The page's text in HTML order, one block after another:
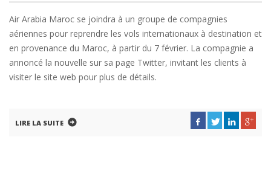
Air Arabia Maroc se joindra à un groupe de compagnies
aériennes pour reprendre les vols internationaux à destination et
en provenance du Maroc, à partir du 7 février. La compagnie a
annoncé la nouvelle sur sa page Twitter, invitant les clients à
visiter le site web pour plus de détails.
LIRE LA SUITE